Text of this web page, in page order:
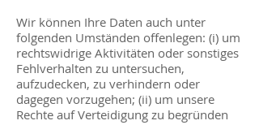
Wir können Ihre Daten auch unter
folgenden Umständen offenlegen: (i) um
rechtswidrige Aktivitäten oder sonstiges
Fehlverhalten zu untersuchen,
aufzudecken, zu verhindern oder
dagegen vorzugehen; (ii) um unsere
Rechte auf Verteidigung zu begründen